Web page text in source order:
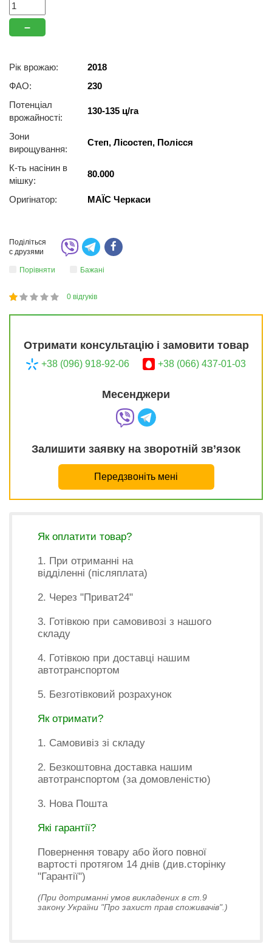
–
Рік врожаю:
2018
ФАО:
230
Потенціал
врожайності:
130-135 ц/га
Зони
вирощування:
Степ, Лісостеп, Полісся
К-ть насінин в
мішку:
80.000
Оригінатор: МАЇС Черкаси
Поділіться
с друзями
Порівняти Бажані
20
1
2
3
4
5 0 відгуків
Отримати консультацію і замовити товар
+38 (096) 918-92-06 +38 (066) 437-01-03
Месенджери
Залишити заявку на зворотній зв’язок
Передзвоніть мені
Як оплатити товар?
1. При отриманні на
відділенні (післяплата)
2. Через "Приват24"
3. Готівкою при самовивозі з нашого
складу
4. Готівкою при доставці нашим
автотранспортом
5. Безготівковий розрахунок
Як отримати?
1. Самовивіз зі складу
2. Безкоштовна доставка нашим
автотранспортом (за домовленістю)
3. Нова Пошта
Які гарантії?
Повернення товару або його повної
вартості протягом 14 днів (див.сторінку
"Гарантії")
(При дотриманні умов викладених в ст.9
закону України "Про захист прав споживачів".)